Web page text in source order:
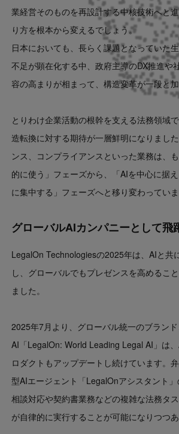
業経営そのものを再設計する中核技術へと
り方を根本から変えるでしょう。
日本においても、長らく課題となっていた
不足が顕在化する中、政府主導のDX推進や
容の高まりが相まって、構造変革が一段と
とりわけ企業活動の根幹を支える法務領域
造転換に対する期待が一層鮮明になりまし
ンス、コンプライアンスといった業務は、
的に使う」フェーズから、「AIを中心に据
に集中する」フェーズへと移り変わっていま
グローバルAIカンパニーとして飛
LegalOn Technologiesの2025年は、AIと共
し、グローバルでもプレゼンスを高めるこ
ました。
2025年7月より、グローバル統一のブラン
AI「LegalOn: World Leading Legal AI」は
ロダクトもアップデートし続けています。
型AIエージェント「LegalOnアシスタント
相談対応や契約書業務などの複雑な法務タ
が自律的に実行することが可能になりつつあ